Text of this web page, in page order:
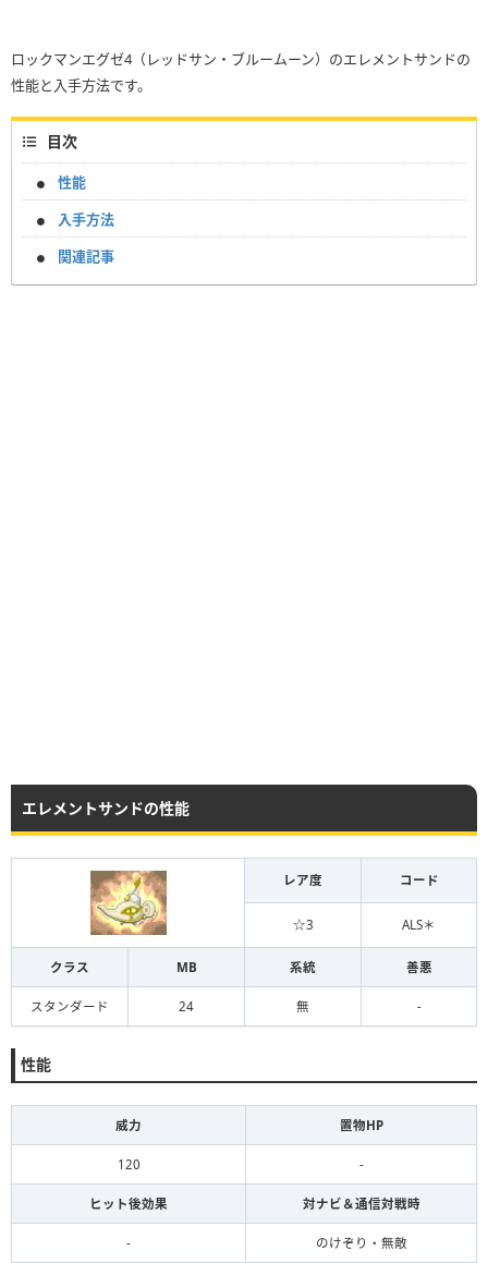
ロックマンエグゼ4（レッドサン・ブルームーン）のエレメントサンドの
性能と入手方法です。
目次
性能
入手方法
関連記事
エレメントサンドの性能
レア度 コード
☆3 ALS＊
クラス MB 系統 善悪
スタンダード 24 無 -
性能
威力 置物HP
120 -
ヒット後効果 対ナビ＆通信対戦時
- のけぞり・無敵